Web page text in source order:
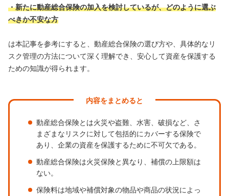
・新たに動産総合保険の加入を検討しているが、どのように選ぶ
べきか不安な方
は本記事を参考にすると、動産総合保険の選び方や、具体的なリ
スク管理の方法について深く理解でき、安心して資産を保護する
ための知識が得られます。
内容をまとめると
動産総合保険とは火災や盗難、水害、破損など、さ
まざまなリスクに対して包括的にカバーする保険で
あり、企業の資産を保護するために不可欠である。
動産総合保険は火災保険と異なり、補償の上限額は
ない。
保険料は地域や補償対象の物品や商品の状況によっ